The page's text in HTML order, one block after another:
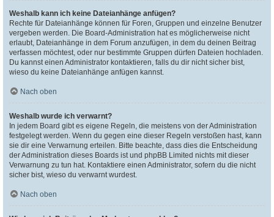
Weshalb kann ich keine Dateianhänge anfügen?
Rechte für Dateianhänge können für Foren, Gruppen und einzelne Benutzer
vergeben werden. Die Board-Administration hat es möglicherweise nicht
erlaubt, Dateianhänge in dem Forum anzufügen, in dem du deinen Beitrag
verfassen möchtest, oder nur bestimmte Gruppen dürfen Dateien hochladen.
Du kannst einen Administrator kontaktieren, falls du dir nicht sicher bist,
wieso du keine Dateianhänge anfügen kannst.
Nach oben
Weshalb wurde ich verwarnt?
In jedem Board gibt es eigene Regeln, die meistens von der Administration
festgelegt werden. Wenn du gegen eine dieser Regeln verstoßen hast, kann
sie dir eine Verwarnung erteilen. Bitte beachte, dass dies die Entscheidung
der Administration dieses Boards ist und phpBB Limited nichts mit dieser
Verwarnung zu tun hat. Kontaktiere einen Administrator, sofern du die nicht
sicher bist, wieso du verwarnt wurdest.
Nach oben